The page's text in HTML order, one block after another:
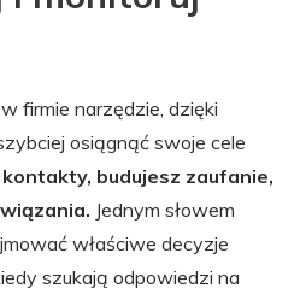
firmie narzędzie, dzięki
osiągnąć swoje cele
budujesz zaufanie,
Jednym słowem
właściwe decyzje
szukają odpowiedzi na